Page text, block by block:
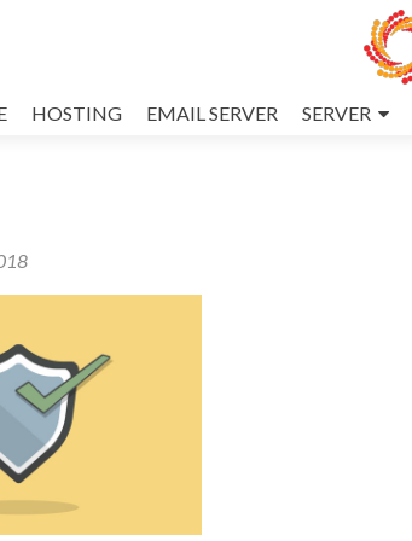
HOSTING EMAIL SERVER SERVER